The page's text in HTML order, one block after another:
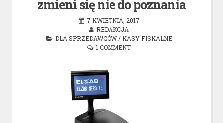
zmieni się nie do poznania
7 KWIETNIA, 2017
REDAKCJA
DLA SPRZEDAWCÓW/ KASY FISKALNE
1 COMMENT